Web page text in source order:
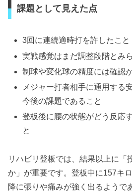
課題として見えた点
3回に連続適時打を許したこと
実戦感覚はまだ調整段階とみ
制球や変化球の精度には確認
メジャー打者相手に通用する
今後の課題であること
登板後に腰の状態がどう反応
と
リハビリ登板では、結果以上に「
か」が重要です。登板中に157キ
降に張りや痛みが強く出るようで